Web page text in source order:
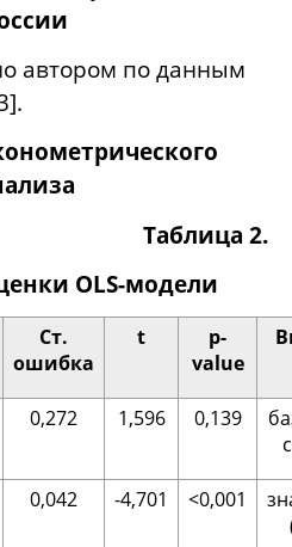
автором по данным
Таблица 2.
OLS-модели
Ст.
ошибка
t
p-
value
0,272 1,596 0,139
0,042 -4,701 <0,001